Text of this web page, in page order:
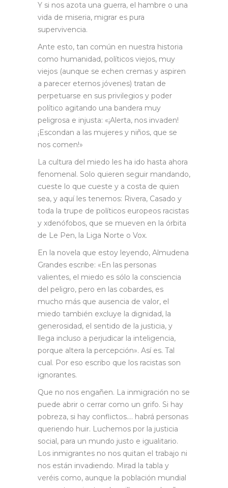
Y si nos azota una guerra, el hambre o una
vida de miseria, migrar es pura
supervivencia.
Ante esto, tan común en nuestra historia
como humanidad, políticos viejos, muy
viejos (aunque se echen cremas y aspiren
a parecer eternos jóvenes) tratan de
perpetuarse en sus privilegios y poder
político agitando una bandera muy
peligrosa e injusta: «¡Alerta, nos invaden!
¡Escondan a las mujeres y niños, que se
nos comen!»
La cultura del miedo les ha ido hasta ahora
fenomenal. Solo quieren seguir mandando,
cueste lo que cueste y a costa de quien
sea, y aquí les tenemos: Rivera, Casado y
toda la trupe de políticos europeos racistas
y xdenófobos, que se mueven en la órbita
de Le Pen, la Liga Norte o Vox.
En la novela que estoy leyendo, Almudena
Grandes escribe: «En las personas
valientes, el miedo es sólo la consciencia
del peligro, pero en las cobardes, es
mucho más que ausencia de valor, el
miedo también excluye la dignidad, la
generosidad, el sentido de la justicia, y
llega incluso a perjudicar la inteligencia,
porque altera la percepción». Así es. Tal
cual. Por eso escribo que los racistas son
ignorantes.
Que no nos engañen. La inmigración no se
puede abrir o cerrar como un grifo. Si hay
pobreza, si hay conflictos…. habrá personas
queriendo huir. Luchemos por la justicia
social, para un mundo justo e igualitario.
Los inmigrantes no nos quitan el trabajo ni
nos están invadiendo. Mirad la tabla y
veréis como, aunque la población mundial